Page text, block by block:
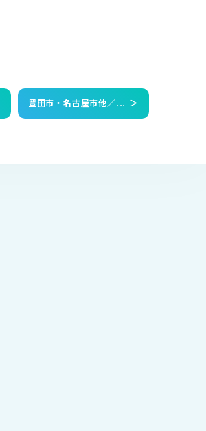
豊田市・名古屋市他／... ＞